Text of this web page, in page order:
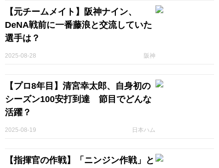
【元チームメイト】阪神ナイン、
DeNA戦前に一番藤浪と交流していた
選手は？
阪神
2025-08-28
【プロ8年目】清宮幸太郎、自身初の
シーズン100安打到達 節目でどんな
活躍？
日本ハム
2025-08-19
【指揮官の作戦】「ニンジン作戦」と